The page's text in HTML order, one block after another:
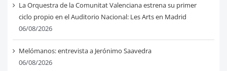
La Orquestra de la Comunitat Valenciana estrena su primer
ciclo propio en el Auditorio Nacional: Les Arts en Madrid
06/08/2026
Melómanos: entrevista a Jerónimo Saavedra
06/08/2026